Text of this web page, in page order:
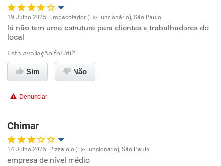
Oportunidade de promoção
Ambiente de trabalho
Conciliação com a vida familiar
Não recomenda esta empresa
Não recomenda a diretoria
19 Julho 2025. Empacotador (Ex-Funcionário), São Paulo
lá não tem uma estrutura para clientes e trabalhadores do
local
Esta avaliação foi útil?
Sim Não
Denunciar
Chimar
Oportunidade de promoção
14 Julho 2025. Pizzaiolo (Ex-Funcionário), São Paulo
empresa de nível médio